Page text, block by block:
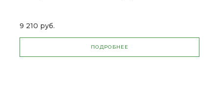
9 210 руб.
ПОДРОБНЕЕ